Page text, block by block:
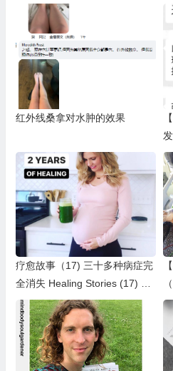
红外线桑拿对水肿的效果
疗愈故事（17) 三十多种病症完
全消失 Healing Stories (17) He
aling of 30+ symptoms